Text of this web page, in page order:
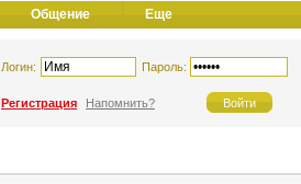
Общение Еще
Логин: Пароль:
Регистрация Напомнить?